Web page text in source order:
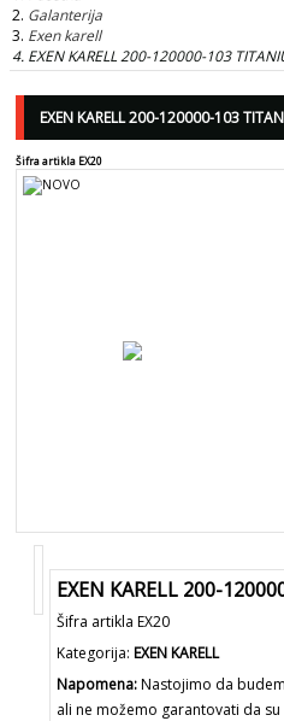
Galanterija
Exen karell
EXEN KARELL 200-120000-103
EXEN KARELL 200-120000-103
Šifra artikla EX20
EXEN KARELL 200-
Šifra artikla EX20
Kategorija: EXEN KARELL
Napomena:Nastojimo da
ali ne možemo garantovati da